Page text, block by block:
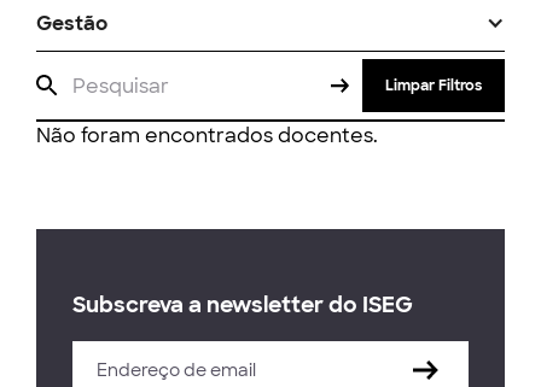
Gestão
Limpar Filtros
Não foram encontrados docentes.
Subscreva a newsletter do ISEG